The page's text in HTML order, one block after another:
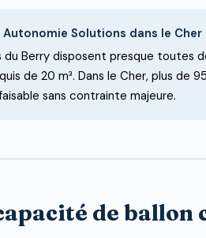
Solutions dans le Cher
du Berry disposent presque toutes
de 20 m³. Dans le Cher, plus de
sans contrainte majeure.
de ballon